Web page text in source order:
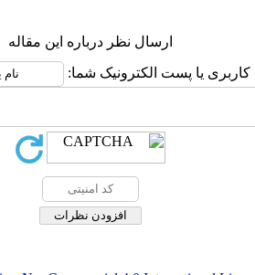
ارسال نظر درباره این مقاله
کاربری یا پست الکترونیک شما: